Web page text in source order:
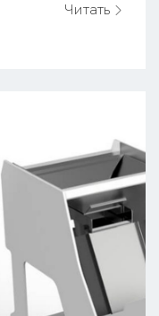
физических
примесей....
Читать